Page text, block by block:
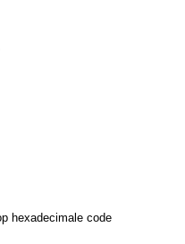
hexadecimale code